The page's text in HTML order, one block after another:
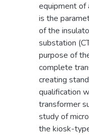
equipment of
is the
of the
substation
purpose of
complete
creating
qualification
transformer
study of
the kiosk-